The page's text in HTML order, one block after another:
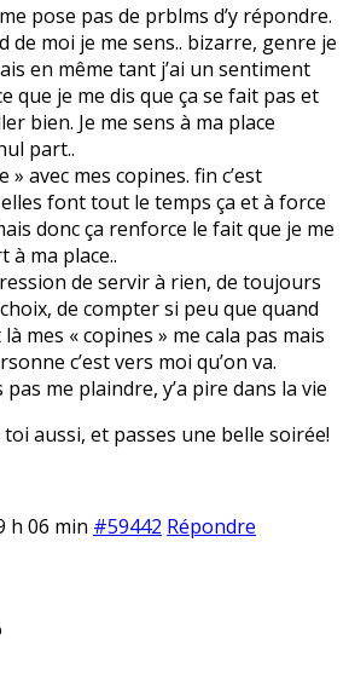
pose pas de prblms d’y répondre.
de moi je me sens.. bizarre, genre je
en même tant j’ai un sentiment
que je me dis que ça se fait pas et
bien. Je me sens à ma place
part..
» avec mes copines. fin c’est
font tout le temps ça et à force
donc ça renforce le fait que je me
à ma place..
de servir à rien, de toujours
de compter si peu que quand
mes « copines » me cala pas mais
c’est vers moi qu’on va.
me plaindre, y’a pire dans la vie
aussi, et passes une belle soirée!
h 06 min #59442 Répondre